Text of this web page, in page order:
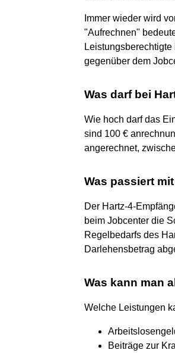
Immer wieder wird
"Aufrechnen"
gegenüber dem
Was darf bei
Wie hoch darf das
sind 100 €
angerechnet,
Was passiert
Der Hartz-4-
beim Jobcenter die
Regelbedarfs des
Darlehensbetrag
Was kann man
Welche Leistungen
Beiträge zur